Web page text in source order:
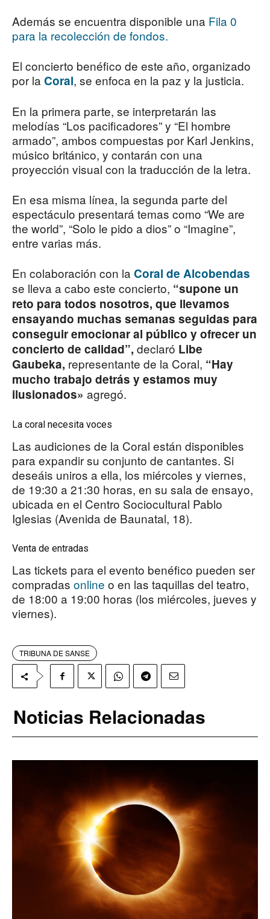
Además se encuentra disponible una Fila 0
para la recolección de fondos.
El concierto benéfico de este año, organizado
por la Coral, se enfoca en la paz y la justicia.
En la primera parte, se interpretarán las
melodías “Los pacificadores” y “El hombre
armado”, ambos compuestas por Karl Jenkins,
músico británico, y contarán con una
proyección visual con la traducción de la letra.
En esa misma línea, la segunda parte del
espectáculo presentará temas como “We are
the world”, “Solo le pido a dios” o “Imagine”,
entre varias más.
En colaboración con la Coral de Alcobendas
se lleva a cabo este concierto, “supone un
reto para todos nosotros, que llevamos
ensayando muchas semanas seguidas para
conseguir emocionar al público y ofrecer un
concierto de calidad”, declaró Libe
Gaubeka, representante de la Coral, “Hay
mucho trabajo detrás y estamos muy
ilusionados» agregó.
La coral necesita voces
Las audiciones de la Coral están disponibles
para expandir su conjunto de cantantes. Si
deseáis uniros a ella, los miércoles y viernes,
de 19:30 a 21:30 horas, en su sala de ensayo,
ubicada en el Centro Sociocultural Pablo
Iglesias (Avenida de Baunatal, 18).
Venta de entradas
Las tickets para el evento benéfico pueden ser
compradas online o en las taquillas del teatro,
de 18:00 a 19:00 horas (los miércoles, jueves y
viernes).
TRIBUNA DE SANSE
Noticias Relacionadas